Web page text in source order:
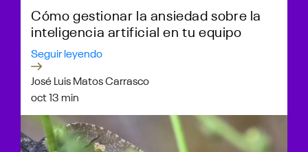
Cómo gestionar la ansiedad sobre la
inteligencia artificial en tu equipo
Seguir leyendo
José Luis Matos Carrasco
oct 13 min